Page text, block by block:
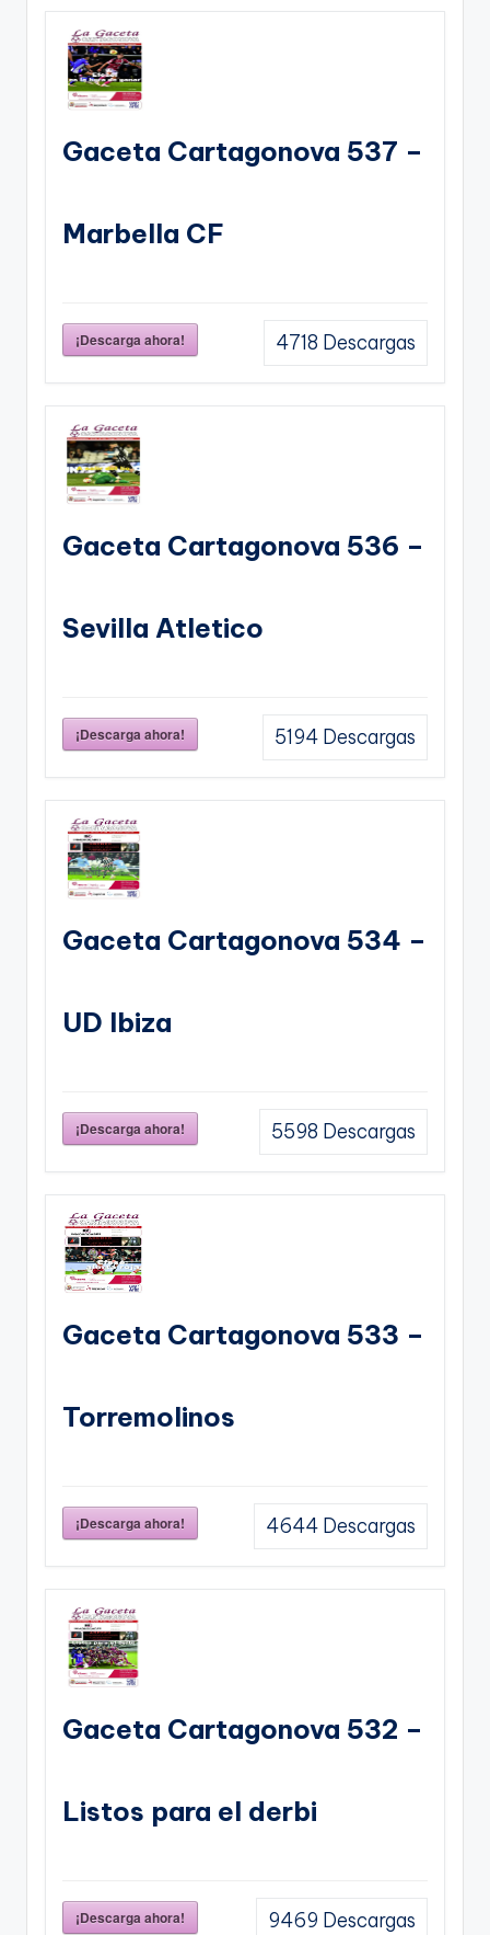
Gaceta Cartagonova 537 –
Marbella CF
¡Descarga ahora! 4718 Descargas
Gaceta Cartagonova 536 –
Sevilla Atletico
¡Descarga ahora! 5194 Descargas
Gaceta Cartagonova 534 –
UD Ibiza
¡Descarga ahora! 5598 Descargas
Gaceta Cartagonova 533 –
Torremolinos
¡Descarga ahora! 4644 Descargas
Gaceta Cartagonova 532 –
Listos para el derbi
¡Descarga ahora! 9469 Descargas